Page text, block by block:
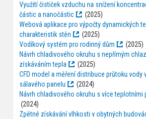
Využití čističek vzduchu na snížení
částic a nanočástic
(2025)
Webová aplikace pro výpočty dynamických
charakteristik stěn
(2025)
Vodíkový systém pro rodinný dům
(2025)
Návrh chladivového okruhu s nepřímým
získáváním tepla
(2025)
CFD model a měření distribuce průtoku vody
sálavého panelu
(2024)
Návrh chladivového okruhu s více teplotními
(2024)
Zpětné získávání vlhkosti v obytných